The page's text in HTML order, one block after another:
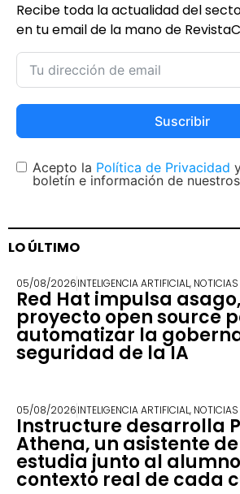
Recibe toda la actualidad del
en tu email de la mano de
Suscribir
Acepto la Política de Privacidad
boletín e información de
LO ÚLTIMO
05/08/2026INTELIGENCIA ARTIFICIAL, NOTICIAS
Red Hat impulsa
proyecto open source
automatizar la
seguridad de la IA
05/08/2026INTELIGENCIA ARTIFICIAL, NOTICIAS
Instructure desarrolla
Athena, un asistente
estudia junto al
contexto real de cada